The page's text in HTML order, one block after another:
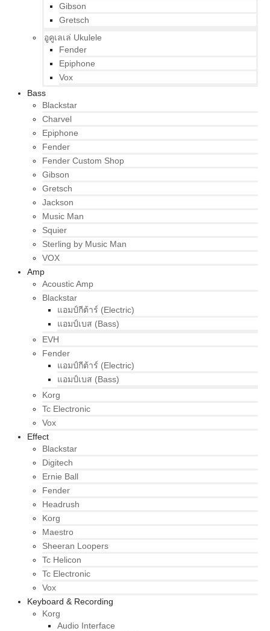
Gibson
Gretsch
อูคูเลเล่ Ukulele
Fender
Epiphone
Vox
Bass
Blackstar
Charvel
Epiphone
Fender
Fender Custom Shop
Gibson
Gretsch
Jackson
Music Man
Squier
Sterling by Music Man
VOX
Amp
Acoustic Amp
Blackstar
แอมป์กีต้าร์ (Electric)
แอมป์เบส (Bass)
EVH
Fender
แอมป์กีต้าร์ (Electric)
แอมป์เบส (Bass)
Korg
Tc Electronic
Vox
Effect
Blackstar
Digitech
Ernie Ball
Fender
Headrush
Korg
Maestro
Sheeran Loopers
Tc Helicon
Tc Electronic
Vox
Keyboard & Recording
Korg
Audio Interface